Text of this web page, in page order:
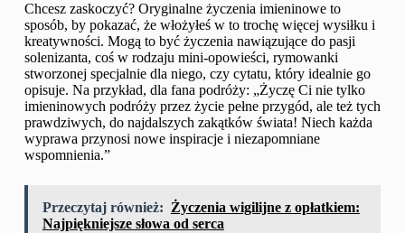
Chcesz zaskoczyć? Oryginalne życzenia imieninowe to
sposób, by pokazać, że włożyłeś w to trochę więcej wysiłku i
kreatywności. Mogą to być życzenia nawiązujące do pasji
solenizanta, coś w rodzaju mini-opowieści, rymowanki
stworzonej specjalnie dla niego, czy cytatu, który idealnie go
opisuje. Na przykład, dla fana podróży: „Życzę Ci nie tylko
imieninowych podróży przez życie pełne przygód, ale też tych
prawdziwych, do najdalszych zakątków świata! Niech każda
wyprawa przynosi nowe inspiracje i niezapomniane
wspomnienia.”
Przeczytaj również: Życzenia wigilijne z opłatkiem:
Najpiękniejsze słowa od serca